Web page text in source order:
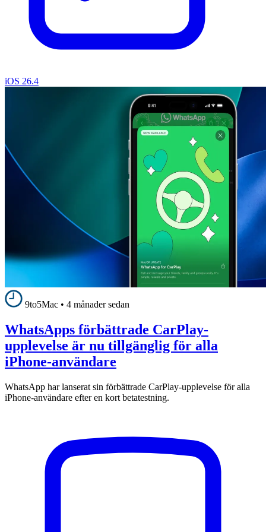
iOS 26.4
9to5Mac • 4 månader sedan
WhatsApps förbättrade CarPlay-
upplevelse är nu tillgänglig för alla
iPhone-användare
WhatsApp har lanserat sin förbättrade CarPlay-upplevelse för alla
iPhone-användare efter en kort betatestning.